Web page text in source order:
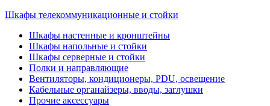
Шкафы телекоммуникационные и стойки
Шкафы настенные и кронштейны
Шкафы напольные и стойки
Шкафы серверные и стойки
Полки и направляющие
Вентиляторы, кондиционеры, PDU, освещение
Кабельные органайзеры, вводы, заглушки
Прочие аксеcсуары